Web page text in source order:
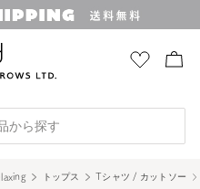
から探す
トップス Tシャツ / カットソー